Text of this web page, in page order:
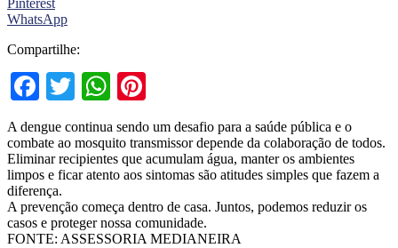
Pinterest
WhatsApp
Compartilhe:
Facebook
TwitterWhatsApp
A dengue continua sendo um desafio para a saúde pública e o
combate ao mosquito transmissor depende da colaboração de todos.
Eliminar recipientes que acumulam água, manter os ambientes
limpos e ficar atento aos sintomas são atitudes simples que fazem a
diferença.
A prevenção começa dentro de casa. Juntos, podemos reduzir os
casos e proteger nossa comunidade.
FONTE: ASSESSORIA MEDIANEIRA